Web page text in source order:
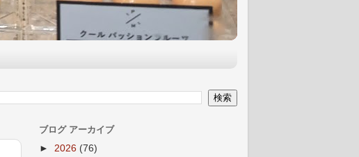
ブログ アーカイブ
► 2026 (76)